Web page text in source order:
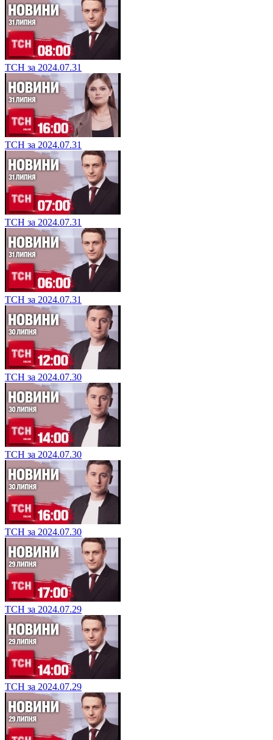
ТСН за 2024.07.31
ТСН за 2024.07.31
ТСН за 2024.07.31
ТСН за 2024.07.31
ТСН за 2024.07.30
ТСН за 2024.07.30
ТСН за 2024.07.30
ТСН за 2024.07.29
ТСН за 2024.07.29